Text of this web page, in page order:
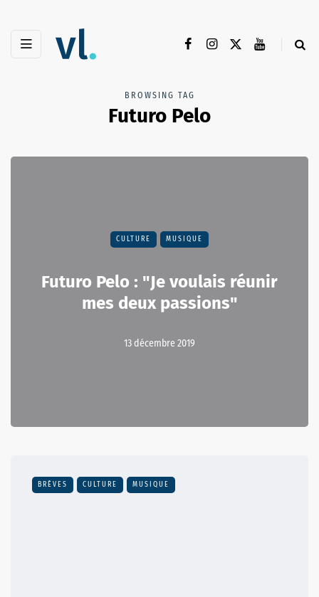
BROWSING TAG
Futuro Pelo
CULTURE MUSIQUE
Futuro Pelo : "Je voulais réunir
mes deux passions"
13 décembre 2019
BRÈVES CULTURE MUSIQUE